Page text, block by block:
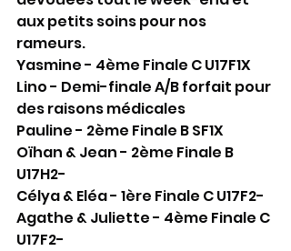
aux petits soins pour nos
rameurs.
Yasmine - 4ème Finale C U17F1X
Lino - Demi-finale A/B forfait pour
des raisons médicales
Pauline - 2ème Finale B SF1X
Oïhan & Jean - 2ème Finale B
U17H2-
Célya & Eléa - 1ère Finale C U17F2-
Agathe & Juliette - 4ème Finale C
U17F2-